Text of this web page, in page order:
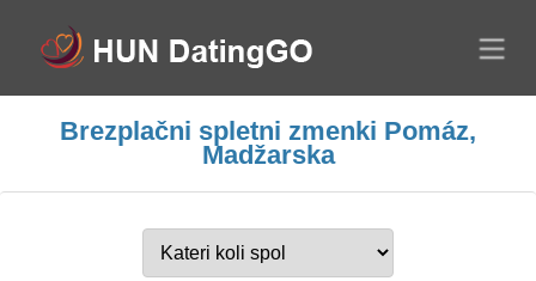
Brezplačni spletni zmenki Pomáz,
Madžarska